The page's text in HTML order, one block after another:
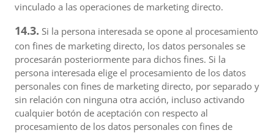
vinculado a las operaciones de marketing directo.
14.3. Si la persona interesada se opone al procesamiento
con fines de marketing directo, los datos personales se
procesarán posteriormente para dichos fines. Si la
persona interesada elige el procesamiento de los datos
personales con fines de marketing directo, por separado y
sin relación con ninguna otra acción, incluso activando
cualquier botón de aceptación con respecto al
procesamiento de los datos personales con fines de